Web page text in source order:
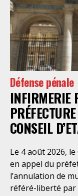
Défense pénale
INFIRMERIE
CONSEIL
Le 4 août 2026,
en appel du
l’annulation de
référé-liberté par